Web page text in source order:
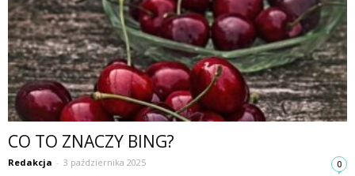
CO TO ZNACZY BING?
Redakcja - 3 października 2025 0